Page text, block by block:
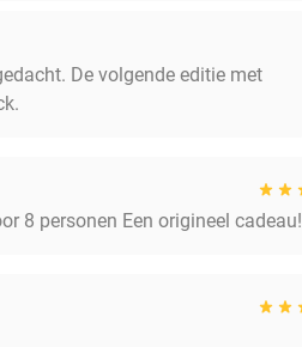
De volgende editie met
8 personen Een origineel cadeau!